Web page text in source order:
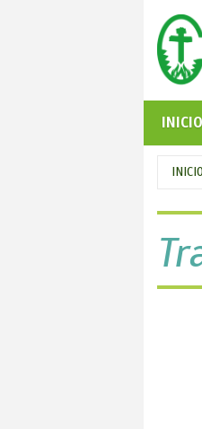
INICIO
Se
INICIO